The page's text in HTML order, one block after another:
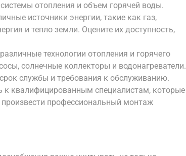
отопления и объем горячей воды.
источники энергии, такие как газ,
и тепло земли. Оцените их доступность,
технологии отопления и горячего
солнечные коллекторы и водонагреватели.
службы и требования к обслуживанию.
к квалифицированным специалистам, которые
профессиональный монтаж